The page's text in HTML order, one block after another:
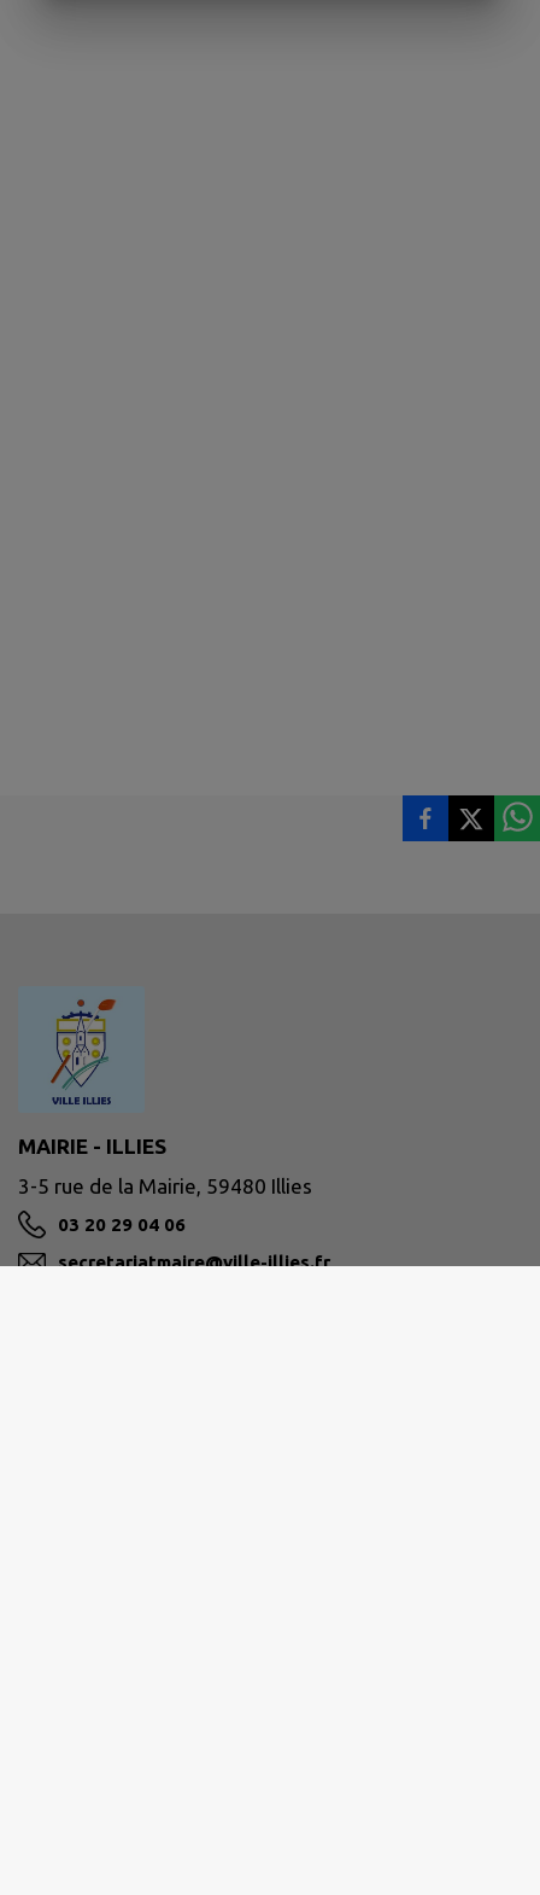
MAIRIE - ILLIES
3-5 rue de la Mairie, 59480 Illies
03 20 29 04 06
secretariatmaire@ville-illies.fr